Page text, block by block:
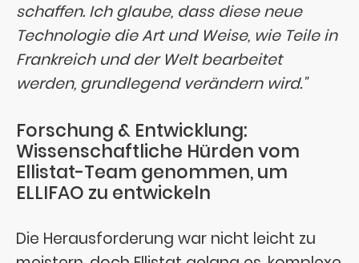
schaffen. Ich glaube, dass diese neue
Technologie die Art und Weise, wie Teile in
Frankreich und der Welt bearbeitet
werden, grundlegend verändern wird."
Forschung & Entwicklung:
Wissenschaftliche Hürden vom
Ellistat-Team genommen, um
ELLIFAO zu entwickeln
Die Herausforderung war nicht leicht zu